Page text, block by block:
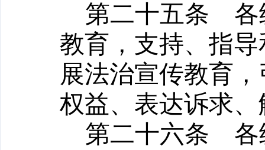
第二十五条 各
教育，支持、指
展法治宣传教育
权益、表达诉求
第二十六条 各